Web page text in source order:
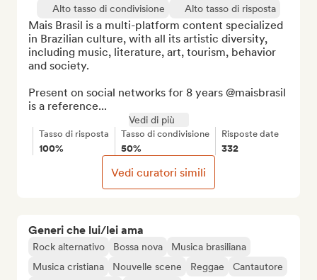
Generi che lui/lei ama
Rock alternativo Bossa nova
Musica brasiliana
Musica cristiana
Nouvelle scene Reggae
Cantautore
Alto tasso di condivisione
Alto tasso di risposta
Mais Brasil is a multi-platform content specialized
in Brazilian culture, with all its artistic diversity,
including music, literature, art, tourism, behavior
and society.
Present on social networks for 8 years @maisbrasil
is a reference...
Vedi di più
Tasso di risposta
100%
Tasso di condivisione
50%
Risposte date
332
Vedi curatori simili